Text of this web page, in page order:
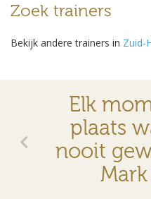
Zoek trainers
Bekijk andere trainers in Zuid-
Elk
plaats
nooit